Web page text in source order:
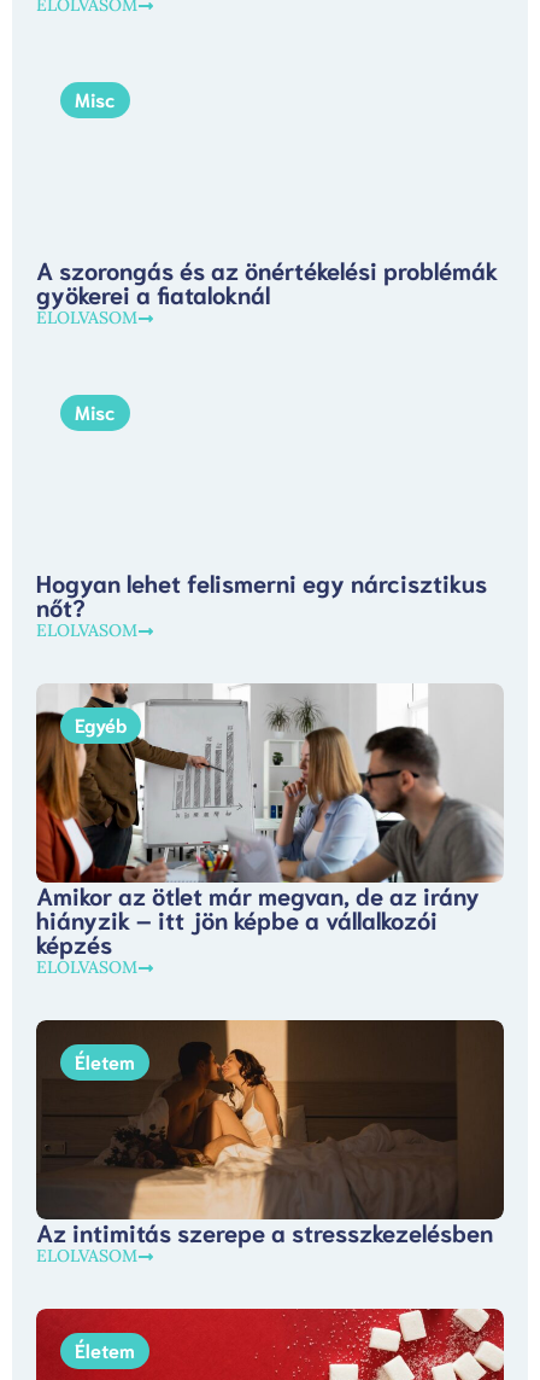
ELOLVASOM
Misc
A szorongás és az önértékelési problémák
gyökerei a fiataloknál
ELOLVASOM
Misc
Hogyan lehet felismerni egy nárcisztikus
nőt?
ELOLVASOM
Egyéb
Amikor az ötlet már megvan, de az irány
hiányzik – itt jön képbe a vállalkozói
képzés
ELOLVASOM
Életem
Az intimitás szerepe a stresszkezelésben
ELOLVASOM
Életem